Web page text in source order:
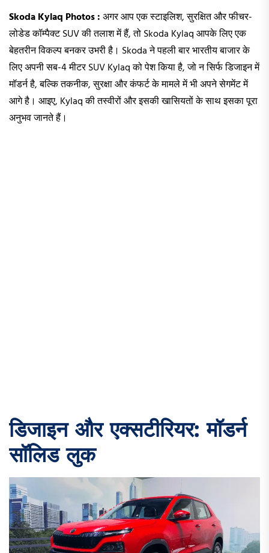
Skoda Kylaq Photos :अगर आप एक स्टाइलिश, सुरक्षित और फीचर-
लोडेड कॉम्पैक्ट SUV की तलाश में हैं, तो Skoda Kylaq आपके लिए एक
बेहतरीन विकल्प बनकर उभरी है। Skoda ने पहली बार भारतीय बाजार के
लिए अपनी सब-4 मीटर SUV Kylaq को पेश किया है, जो न सिर्फ डिजाइन में
मॉडर्न है, बल्कि तकनीक, सुरक्षा और कंफर्ट के मामले में भी अपने सेगमेंट में
आगे है। आइए, Kylaq की तस्वीरों और इसकी खासियतों के साथ इसका पूरा
अनुभव जानते हैं।
डिजाइन और एक्सटीरियर: मॉडर्न
सॉलिड लुक